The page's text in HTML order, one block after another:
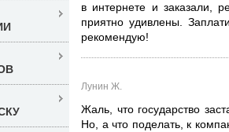
в интернете и заказали,
приятно удивлены.
рекомендую!
Лунин Ж.
Жаль, что государство
Но, а что поделать, к